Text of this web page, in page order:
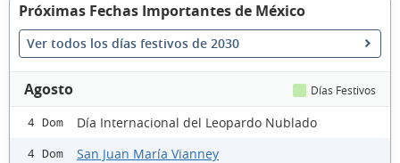
Próximas Fechas Importantes de México
Ver todos los días festivos de 2030
Agosto Días Festivos
4 Dom Día Internacional del Leopardo Nublado
4 Dom San Juan María Vianney